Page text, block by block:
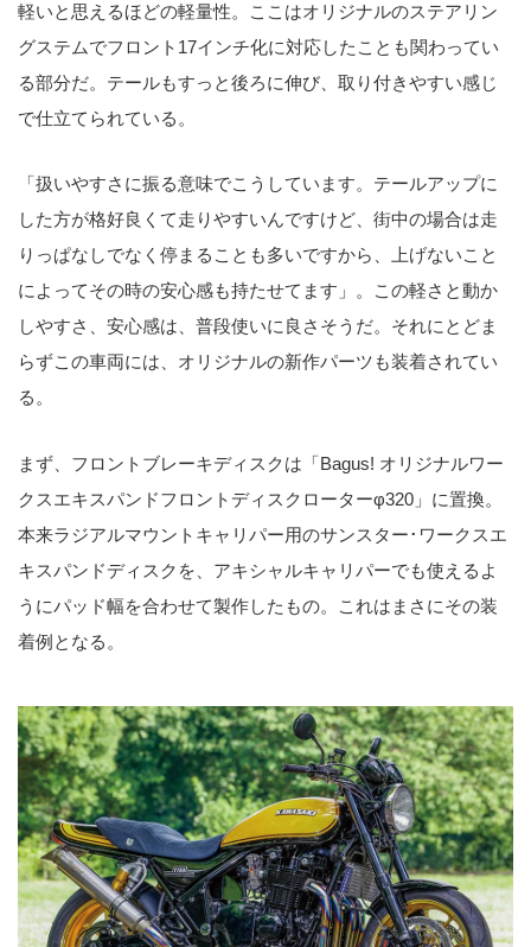
軽いと思えるほどの軽量性。ここはオリジナルのステアリン
グステムでフロント17インチ化に対応したことも関わってい
る部分だ。テールもすっと後ろに伸び、取り付きやすい感じ
で仕立てられている。
「扱いやすさに振る意味でこうしています。テールアップに
した方が格好良くて走りやすいんですけど、街中の場合は走
りっぱなしでなく停まることも多いですから、上げないこと
によってその時の安心感も持たせてます」。この軽さと動か
しやすさ、安心感は、普段使いに良さそうだ。それにとどま
らずこの車両には、オリジナルの新作パーツも装着されてい
る。
まず、フロントブレーキディスクは「Bagus! オリジナルワー
クスエキスパンドフロントディスクローターφ320」に置換。
本来ラジアルマウントキャリパー用のサンスター･ワークスエ
キスパンドディスクを、アキシャルキャリパーでも使えるよ
うにパッド幅を合わせて製作したもの。これはまさにその装
着例となる。